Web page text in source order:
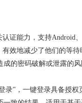
证能力，支持Android
效地减少了他们的等
的密码破解或泄露的
录”，一键登录具备授